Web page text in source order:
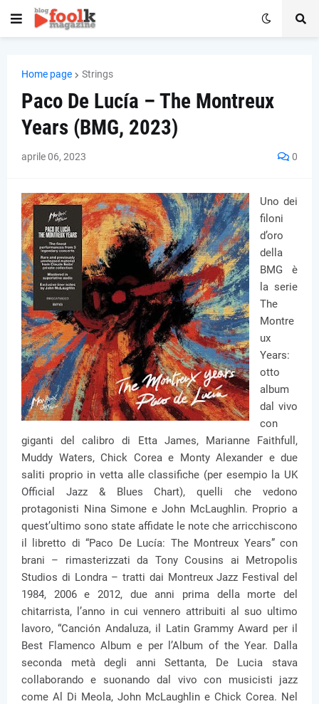
Home page Strings
Paco De Lucía – The Montreux
Years (BMG, 2023)
aprile 06, 2023 0
Uno dei
filoni
d’oro
della
BMG è
la serie
The
Montre
ux
Years:
otto
album
dal vivo
con
giganti del calibro di Etta James, Marianne Faithfull,
Muddy Waters, Chick Corea e Monty Alexander e due
saliti proprio in vetta alle classifiche (per esempio la UK
Official Jazz & Blues Chart), quelli che vedono
protagonisti Nina Simone e John McLaughlin. Proprio a
quest’ultimo sono state affidate le note che arricchiscono
il libretto di “Paco De Lucía: The Montreux Years” con
brani – rimasterizzati da Tony Cousins ai Metropolis
Studios di Londra – tratti dai Montreux Jazz Festival del
1984, 2006 e 2012, due anni prima della morte del
chitarrista, l’anno in cui vennero attribuiti al suo ultimo
lavoro, “Canción Andaluza, il Latin Grammy Award per il
Best Flamenco Album e per l’Album of the Year. Dalla
seconda metà degli anni Settanta, De Lucia stava
collaborando e suonando dal vivo con musicisti jazz
come Al Di Meola, John McLaughlin e Chick Corea. Nel